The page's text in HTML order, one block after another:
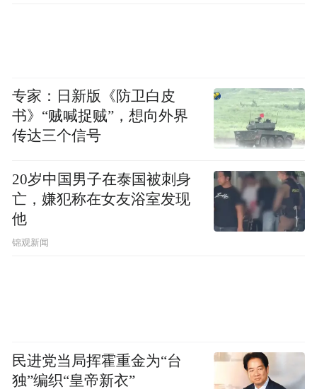
专家：日新版《防卫白皮
书》“贼喊捉贼”，想向外界
传达三个信号
20岁中国男子在泰国被刺身
亡，嫌犯称在女友浴室发现
他
锦观新闻
民进党当局挥霍重金为“台
独”编织“皇帝新衣”